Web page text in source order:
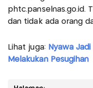
phtc.panselnas.go.id.
dan tidak ada orang
Lihat juga: Nyawa
Melakukan Pesugihan